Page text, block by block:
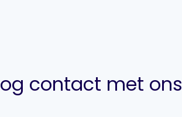
contact met ons